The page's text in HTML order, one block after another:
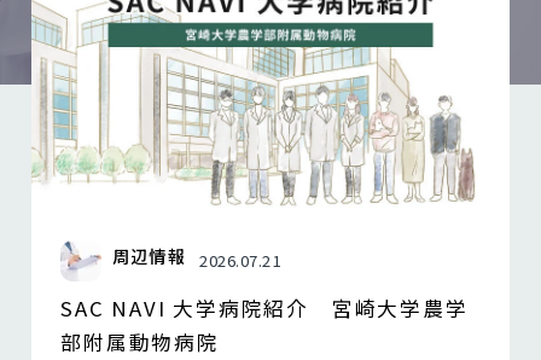
周辺情報 2026.07.21
SAC NAVI 大学病院紹介 宮崎大学農学
部附属動物病院